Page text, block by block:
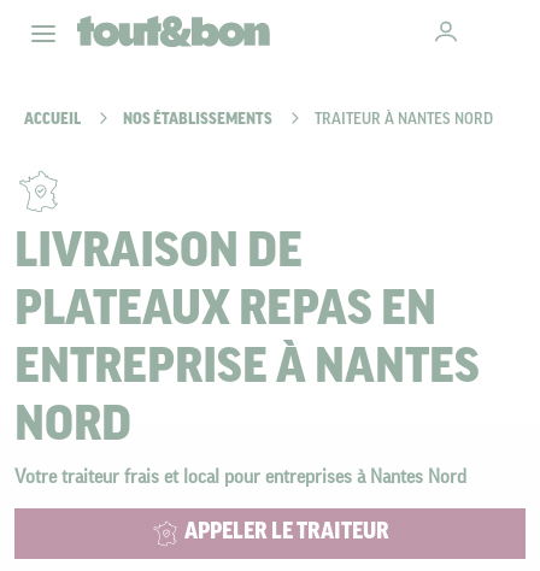
ACCUEIL NOS ÉTABLISSEMENTS TRAITEUR À NANTES NORD
LIVRAISON DE
PLATEAUX REPAS EN
ENTREPRISE À NANTES
NORD
Votre traiteur frais et local pour entreprises à Nantes Nord
APPELER LE TRAITEUR